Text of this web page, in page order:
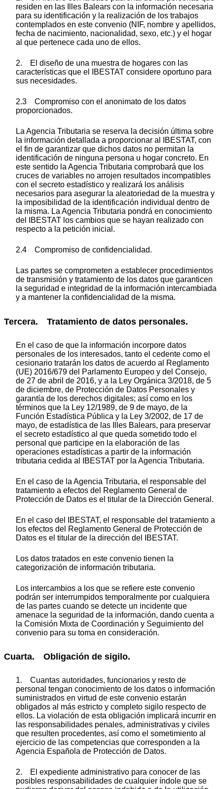
residen en las Illes Balears con la información necesaria
para su identificación y la realización de los trabajos
contemplados en este convenio (NIF, nombre y apellidos,
fecha de nacimiento, nacionalidad, sexo, etc.) y el hogar
al que pertenece cada uno de ellos.
2. El diseño de una muestra de hogares con las
características que el IBESTAT considere oportuno para
sus necesidades.
2.3 Compromiso con el anonimato de los datos
proporcionados.
La Agencia Tributaria se reserva la decisión última sobre
la información detallada a proporcionar al IBESTAT, con
el fin de garantizar que dichos datos no permitan la
identificación de ninguna persona u hogar concreto. En
este sentido la Agencia Tributaria comprobará que los
cruces de variables no arrojen resultados incompatibles
con el secreto estadístico y realizará los análisis
necesarios para asegurar la aleatoriedad de la muestra y
la imposibilidad de la identificación individual dentro de
la misma. La Agencia Tributaria pondrá en conocimiento
del IBESTAT los cambios que se hayan realizado con
respecto a la petición inicial.
2.4 Compromiso de confidencialidad.
Las partes se comprometen a establecer procedimientos
de transmisión y tratamiento de los datos que garanticen
la seguridad e integridad de la información intercambiada
y a mantener la confidencialidad de la misma.
Tercera. Tratamiento de datos personales.
En el caso de que la información incorpore datos
personales de los interesados, tanto el cedente como el
cesionario tratarán los datos de acuerdo al Reglamento
(UE) 2016/679 del Parlamento Europeo y del Consejo,
de 27 de abril de 2016, y a la Ley Orgánica 3/2018, de 5
de diciembre, de Protección de Datos Personales y
garantía de los derechos digitales; así como en los
términos que la Ley 12/1989, de 9 de mayo, de la
Función Estadística Pública y la Ley 3/2002, de 17 de
mayo, de estadística de las Illes Balears, para preservar
el secreto estadístico al que queda sometido todo el
personal que participe en la elaboración de las
operaciones estadísticas a partir de la información
tributaria cedida al IBESTAT por la Agencia Tributaria.
En el caso de la Agencia Tributaria, el responsable del
tratamiento a efectos del Reglamento General de
Protección de Datos es el titular de la Dirección General.
En el caso del IBESTAT, el responsable del tratamiento a
los efectos del Reglamento General de Protección de
Datos es el titular de la dirección del IBESTAT.
Los datos tratados en este convenio tienen la
categorización de información tributaria.
Los intercambios a los que se refiere este convenio
podrán ser interrumpidos temporalmente por cualquiera
de las partes cuando se detecte un incidente que
amenace la seguridad de la información, dando cuenta a
la Comisión Mixta de Coordinación y Seguimiento del
convenio para su toma en consideración.
Cuarta. Obligación de sigilo.
1. Cuantas autoridades, funcionarios y resto de
personal tengan conocimiento de los datos o información
suministrados en virtud de este convenio estarán
obligados al más estricto y completo sigilo respecto de
ellos. La violación de esta obligación implicará incurrir en
las responsabilidades penales, administrativas y civiles
que resulten procedentes, así como el sometimiento al
ejercicio de las competencias que corresponden a la
Agencia Española de Protección de Datos.
2. El expediente administrativo para conocer de las
posibles responsabilidades de cualquier índole que se